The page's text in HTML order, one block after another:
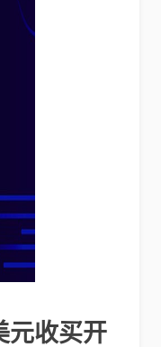
元收买开